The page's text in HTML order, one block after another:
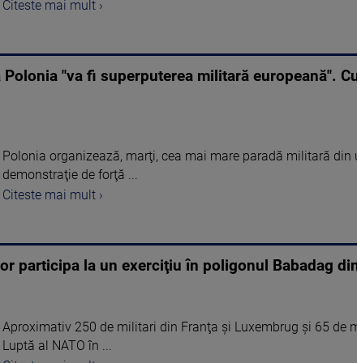
Citeste mai mult ›
"va fi superputerea militară europeană".
Polonia organizează, marţi, cea mai mare paradă militară din
demonstraţie de forţă ...
Citeste mai mult ›
participa la un exerciţiu în poligonul Babadag
Aproximativ 250 de militari din Franţa şi Luxembrug şi 65 de
Luptă al NATO în ...